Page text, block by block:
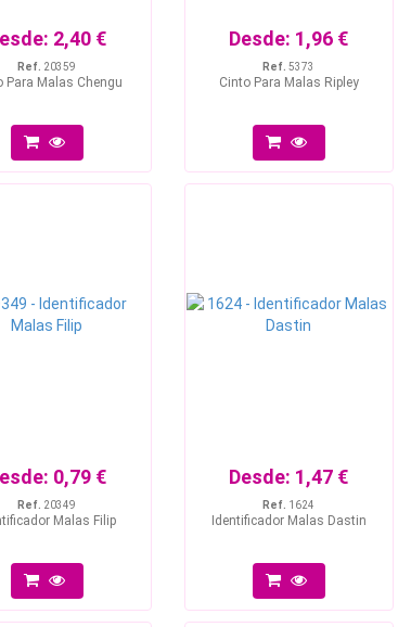
2,40 €
Ref. 20359
Para Malas Chengu
Desde: 1,96 €
Ref. 5373
Cinto Para Malas Ripley
0,79 €
Ref. 20349
Malas Filip
Desde: 1,47 €
Ref. 1624
Identificador Malas Dastin